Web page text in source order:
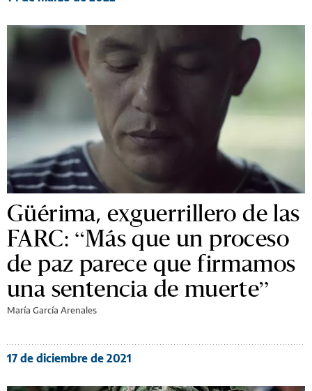
Güérima, exguerrillero de las
FARC: “Más que un proceso
de paz parece que firmamos
una sentencia de muerte”
María García Arenales
17 de diciembre de 2021